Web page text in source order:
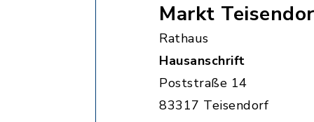
Markt
Rathaus
Hausanschrift
Poststraße 14
83317 Teisendorf